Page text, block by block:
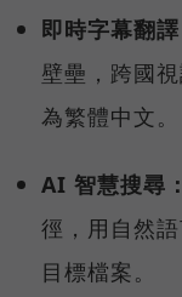
即時字幕翻
壁壘，跨國
為繁體中文。
AI 智慧搜尋：
徑，用自然
目標檔案。